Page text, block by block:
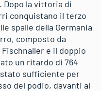
la vittoria di
conquistano il terzo
spalle della Germania
composto da
e il doppio
un ritardo di 764
sufficiente per
del podio, davanti al